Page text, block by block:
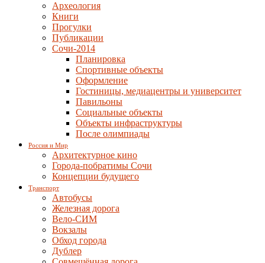
Археология
Книги
Прогулки
Публикации
Сочи-2014
Планировка
Спортивные объекты
Оформление
Гостиницы, медиацентры и университет
Павильоны
Социальные объекты
Объекты инфраструктуры
После олимпиады
Россия и Мир
Архитектурное кино
Города-побратимы Сочи
Концепции будущего
Транспорт
Автобусы
Железная дорога
Вело-СИМ
Вокзалы
Обход города
Дублер